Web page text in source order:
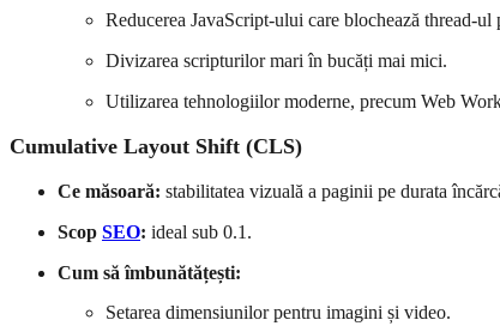
Reducerea JavaScript-ului care blochează thread-ul
Divizarea scripturilor mari în bucăți mai mici.
Utilizarea tehnologiilor moderne, precum Web
Cumulative Layout Shift (CLS)
Ce măsoară: stabilitatea vizuală a paginii pe durata
Scop SEO: ideal sub 0.1.
Cum să îmbunătățești:
Setarea dimensiunilor pentru imagini și video.